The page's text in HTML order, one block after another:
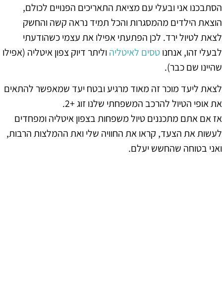
הסתבכנו אני ובעלי עם מציאת התאריכים הפנויים לכולם,
הוצאת הילדים מהמסגרות והכל תמיד נראה קשה והחשק
לצאת לטיול ירד. לכן הפתעתי אפילו את עצמי כשהודעתי
לבעלי זהו, אנחנוטסים לאיטליהוליתר דיוק צפון איטליה (אפילו
שהיינו שם כבר).
לצאת ליעד מוכר זה מאוד מרגיע ובטח יעד שמאפשר להתאים
את אופי הטיול להרכב המשפחתי שלנו זוג +2.
אז אם אתם מתכננים טיול משפחות בצפון איטליה ומפחדים
לעשות את הצעד, קראו את החוויה שלי ואת ההמלצות הרבות,
ואני בטוחה שהחשש יעלם.